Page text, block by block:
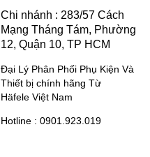
Chi nhánh : 283/57 Cách
Mạng Tháng Tám, Phường
12, Quận 10, TP HCM
Đại Lý Phân Phối Phụ Kiện Và
Thiết bị chính hãng Từ
Häfele Việt Nam
Hotline : 0901.923.019